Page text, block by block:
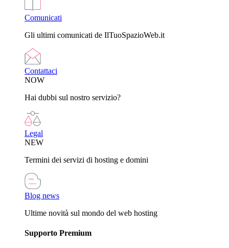
Comunicati
Gli ultimi comunicati de IlTuoSpazioWeb.it
Contattaci
NOW
Hai dubbi sul nostro servizio?
Legal
NEW
Termini dei servizi di hosting e domini
Blog news
Ultime novità sul mondo del web hosting
Supporto Premium